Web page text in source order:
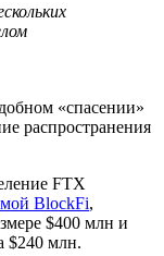
«спасении»
распространения
FTX
BlockFi,
$400 млн и
$240 млн.